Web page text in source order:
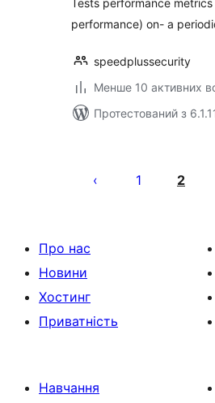
Tests performance
performance) on- a
speedplussecurity
Менше 10 активних
Протестований з
записів
1 2
Про нас
Новини
Хостинг
Приватність
Навчання